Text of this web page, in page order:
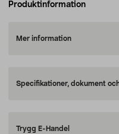
Produktinformation
Mer information
Specifikationer, dokument
Trygg E-Handel